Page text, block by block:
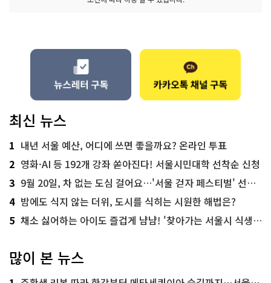
최신 뉴스
1 내년 서울 예산, 어디에 쓰면 좋을까요? 온라인 투표
2 영화·AI 등 192개 강좌 쏟아진다! 서울시민대학 선착순 신청
3 9월 20일, 차 없는 도심 걸어요…'서울 걷자 페스티벌' 선착순 5천명
4 밤에도 식지 않는 더위, 도시를 식히는 시원한 해법은?
5 채소 싫어하는 아이도 즐겁게 냠냠! '찾아가는 서울시 식생활 교육' 현장
많이 본 뉴스